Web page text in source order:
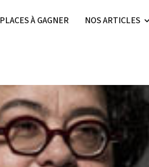
PLACES À GAGNER NOS ARTICLES